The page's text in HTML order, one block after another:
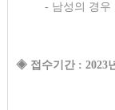
- 남성의 경우 병
◈ 접수기간 : 2023